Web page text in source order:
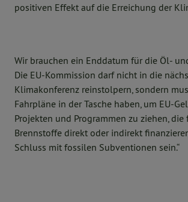
positiven Effekt auf die Erreichung der
Wir brauchen ein Enddatum für die Öl-
Die EU-Kommission darf nicht in die
Klimakonferenz reinstolpern, sondern
Fahrpläne in der Tasche haben, um EU-
Projekten und Programmen zu ziehen, die
Brennstoffe direkt oder indirekt
Schluss mit fossilen Subventionen sein.“